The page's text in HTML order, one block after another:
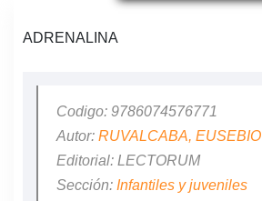
ADRENALINA
Codigo: 9786074576771
Autor: RUVALCABA, EUSEBIO
Editorial: LECTORUM
Sección: Infantiles y juveniles